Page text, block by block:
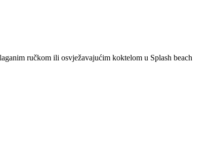
ručkom ili osvježavajućim koktelom u Splash beach